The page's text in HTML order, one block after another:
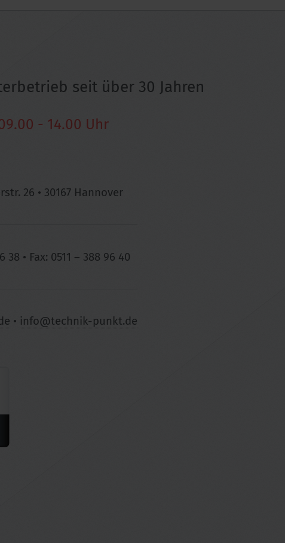
seit über 30 Jahren
- 14.00 Uhr
26 • 30167 Hannover
38 • Fax: 0511 – 388 96 40
• info@technik-punkt.de